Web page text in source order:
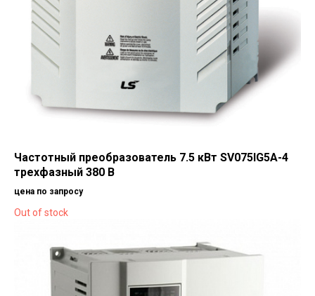
Частотный преобразователь 7.5 кВт SV075IG5A-4
трехфазный 380 В
цена по запросу
Out of stock